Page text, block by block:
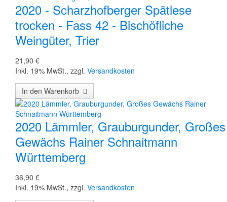
2020 - Scharzhofberger Spätlese
trocken - Fass 42 - Bischöfliche
Weingüter, Trier
21,90 €
Inkl. 19% MwSt., zzgl. Versandkosten
In den Warenkorb
2020 Lämmler, Grauburgunder, Großes
Gewächs Rainer Schnaitmann
Württemberg
36,90 €
Inkl. 19% MwSt., zzgl. Versandkosten